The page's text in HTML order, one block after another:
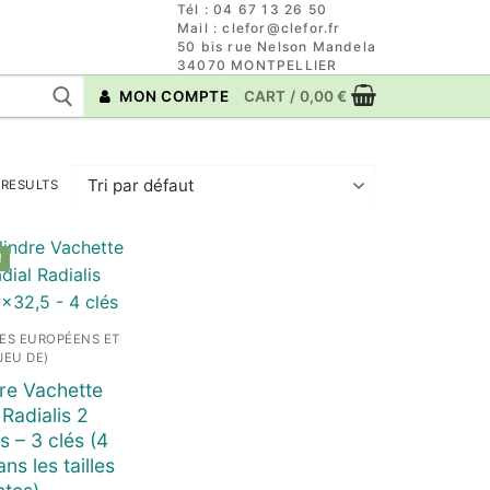
Tél : 04 67 13 26 50
Mail : clefor@clefor.fr
50 bis rue Nelson Mandela
34070 MONTPELLIER
MON COMPTE CART / 0,00€
EUROPÉENS ET
DE)
Vachette
2
– 3 clés (4
les tailles